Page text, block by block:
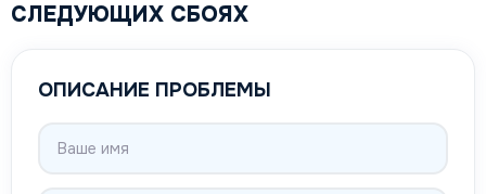
СЛЕДУЮЩИХ СБОЯХ
ОПИСАНИЕ ПРОБЛЕМЫ